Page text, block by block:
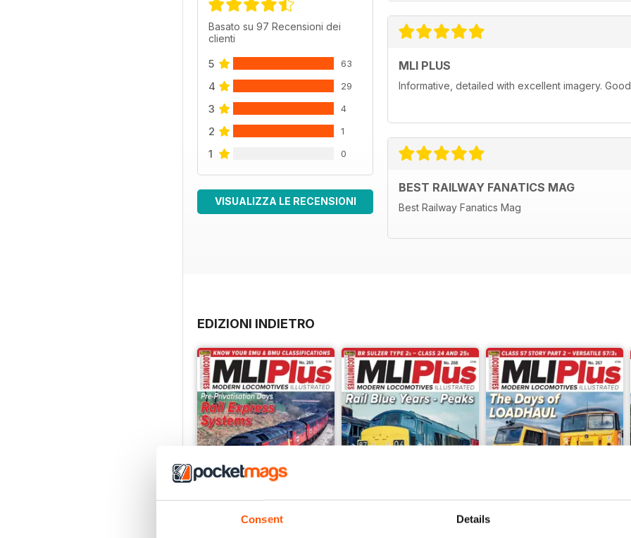
Consent Details
Basato su 97 Recensioni dei
clienti
5 63
4 29
3 4
2 1
1 0
VISUALIZZA LE RECENSIONI
MLI PLUS
Informative, detailed with excellent imagery.
BEST RAILWAY FANATICS MAG
Best Railway Fanatics Mag
EDIZIONI INDIETRO